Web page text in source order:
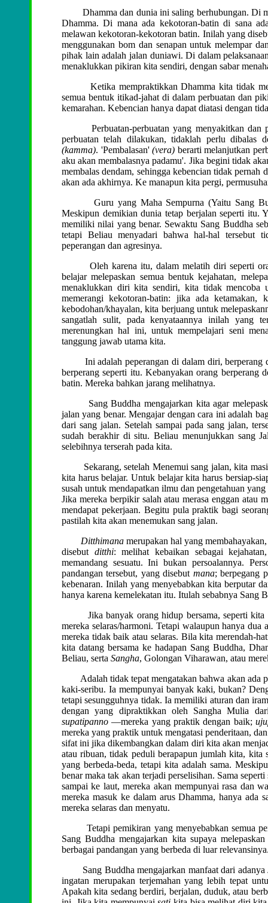
Dhamma dan dunia ini saling berhubungan. Di
Dhamma. Di mana ada kekotoran-batin di sana
melawan kekotoran-kekotoran batin. Inilah yang
menggunakan bom dan senapan untuk melempar
pihak lain adalah jalan duniawi. Di dalam
menaklukkan pikiran kita sendiri, dengan sabar
Ketika mempraktikkan Dhamma kita tidak
semua bentuk itikad-jahat di dalam perbuatan dan
kemarahan. Kebencian hanya dapat diatasi dengan
Perbuatan-perbuatan yang menyakitkan dan
perbuatan telah dilakukan, tidaklah perlu dibalas
(kamma). 'Pembalasan' (vera) berarti melanjutkan
aku akan membalasnya padamu'. Jika begini tidak
membalas dendam, sehingga kebencian tidak
akan ada akhirnya. Ke manapun kita pergi,
Guru yang Maha Sempurna (Yaitu Sang
Meskipun demikian dunia tetap berjalan seperti itu.
memiliki nilai yang benar. Sewaktu Sang Buddha
tetapi Beliau menyadari bahwa hal-hal tersebut
peperangan dan agresinya.
Oleh karena itu, dalam melatih diri seperti
belajar melepaskan semua bentuk kejahatan,
menaklukkan diri kita sendiri, kita tidak mencoba
memerangi kekotoran-batin: jika ada
kebodohan/khayalan, kita berjuang untuk
sangatlah sulit, pada kenyataannya inilah yang
merenungkan hal ini, untuk mempelajari seni
tanggung jawab utama kita.
Ini adalah peperangan di dalam diri, berperang
berperang seperti itu. Kebanyakan orang berperang
batin. Mereka bahkan jarang melihatnya.
Sang Buddha mengajarkan kita agar
jalan yang benar. Mengajar dengan cara ini adalah
dari sang jalan. Setelah sampai pada sang jalan,
sudah berakhir di situ. Beliau menunjukkan sang
selebihnya terserah pada kita.
Sekarang, setelah Menemui sang jalan, kita
kita harus belajar. Untuk belajar kita harus bersiap-
susah untuk mendapatkan ilmu dan pengetahuan
Jika mereka berpikir salah atau merasa enggan atau
mendapat pekerjaan. Begitu pula praktik bagi
pastilah kita akan menemukan sang jalan.
Ditthimana merupakan hal yang
disebut ditthi: melihat kebaikan sebagai
memandang sesuatu. Ini bukan persoalannya.
pandangan tersebut, yang disebut mana; berpegang
kebenaran. Inilah yang menyebabkan kita berputar
hanya karena kemelekatan itu. Itulah sebabnya Sang
Jika banyak orang hidup bersama, seperti kita
mereka selaras/harmoni. Tetapi walaupun hanya
mereka tidak baik atau selaras. Bila kita merendah-
kita datang bersama ke hadapan Sang Buddha,
Beliau, serta Sangha, Golongan Viharawan, atau
Adalah tidak tepat mengatakan bahwa akan ada
kaki-seribu. Ia mempunyai banyak kaki, bukan?
tetapi sesungguhnya tidak. Ia memiliki aturan dan
dengan yang dipraktikkan oleh Sangha Mulia
supatipanno —mereka yang praktik dengan baik;
mereka yang praktik untuk mengatasi penderitaan,
sifat ini jika dikembangkan dalam diri kita akan
atau ribuan, tidak peduli berapapun jumlah kita, kita
yang berbeda-beda, tetapi kita adalah sama.
benar maka tak akan terjadi perselisihan. Sama
sampai ke laut, mereka akan mempunyai rasa dan
mereka masuk ke dalam arus Dhamma, hanya ada
mereka selaras dan menyatu.
Tetapi pemikiran yang menyebabkan semua
Sang Buddha mengajarkan kita supaya
berbagai pandangan yang berbeda di luar
Sang Buddha mengajarkan manfaat dari adanya
ingatan merupakan terjemahan yang lebih tepat
Apakah kita sedang berdiri, berjalan, duduk, atau